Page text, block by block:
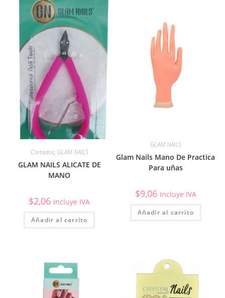
Cortador, GLAM NAILS
GLAM NAILS ALICATE DE
MANO
$2,06 Incluye IVA
Añadir al carrito
GLAM NAILS
Glam Nails Mano De Practica
Para uñas
$9,06 Incluye IVA
Añadir al carrito